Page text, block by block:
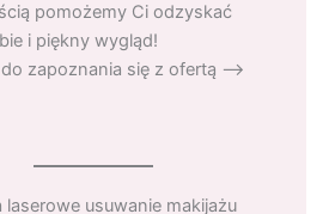
pomożemy Ci odzyskać
i piękny wygląd!
zapoznania się z ofertą –>
laserowe usuwanie makijażu